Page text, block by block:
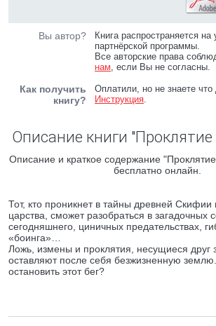
Вы автор?
Книга распространяется на
партнёрской программы.
Все авторские права
нам, если Вы не согласны.
Как получить
книгу?
Оплатили, но не знаете
Инструкция.
Описание книги
Описание и краткое содержание
бесплатно онлайн.
Тот, кто проникнет в тайны древней Скифии
царства, сможет разобраться в загадочных
сегодняшнего, циничных предательствах,
«боинга»…
Ложь, измены и проклятия, несущиеся друг
оставляют после себя безжизненную
остановить этот бег?